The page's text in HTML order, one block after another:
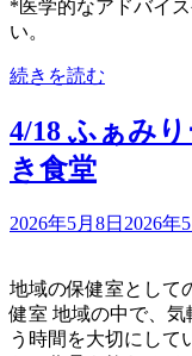
*医学的なアドバイ
い。
続きを読む
4/18 ふぁみ
き食堂
2026年5月8日 2026年
地域の保健室として
健室 地域の中で、
う時間を大切にして